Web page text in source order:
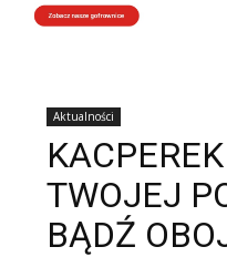
Aktualności
TWOJEJ
BĄDŹ